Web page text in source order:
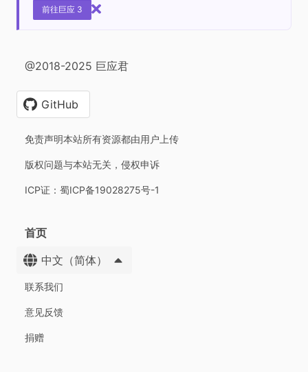
前往巨应 3
@2018-2025 巨应君
GitHub
免责声明本站所有资源都由用户上传
版权问题与本站无关，侵权申诉
ICP证：蜀ICP备19028275号-1
首页
中文（简体）
联系我们
意见反馈
捐赠